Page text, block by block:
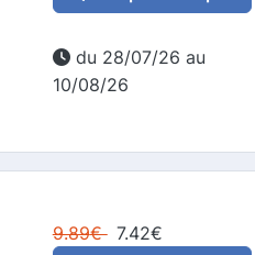
du 28/07/26 au
10/08/26
9.89€ 7.42€